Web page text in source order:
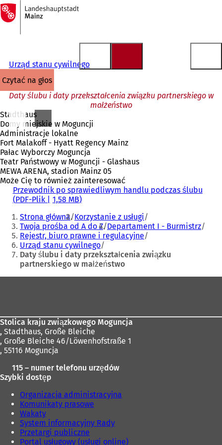
Przejdź do treści
Do
strony
głównej
Urząd stanu cywilnego
czytać na głos
Daty ślubu i daty przekształcenia związku partnerskiego w
małżeństwo
Stadthaus
Domy miejskie w Moguncji
Administracje lokalne
Fort Malakoff - Hyatt Regency Mainz
Pałac Wyborczy Moguncja
Teatr Państwowy w Moguncji - Glashaus
MEWA ARENA, stadion Mainz 05
Może Cię to również zainteresować
Przewodnik po sprawiedliwym handlu podczas ślubu
PDF-Plik 1,58 MB
Jesteś
tutaj:
Strona główna Korzystanie z usługi
Twoja prośba od A do Z Departament I - Burmistrz
Rejestr, biuro prawne i regulacyjne
Urząd stanu cywilnego
Daty ślubu i daty przekształcenia związku
partnerskiego w małżeństwo
Stolica kraju związkowego Moguncja
, Stadthaus, Große Bleiche
, Große Bleiche 46/Löwenhofstraße 1
, 55116 Moguncja
115 – numer telefonu urzędów
Szybki dostęp
Organizacja administracyjna
Komunikaty prasowe
Wakaty
System informacyjny Rady
Przetargi publiczne
Portal usługowy (usługi online)